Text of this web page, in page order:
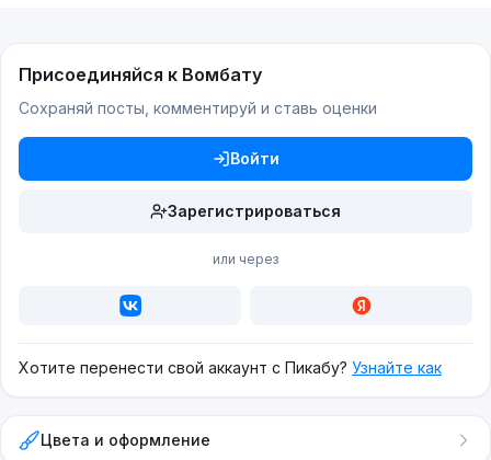
Присоединяйся к Вомбату
Сохраняй посты, комментируй и ставь оценки
Войти
Зарегистрироваться
или через
Хотите перенести свой аккаунт с Пикабу? Узнайте как
Цвета и оформление